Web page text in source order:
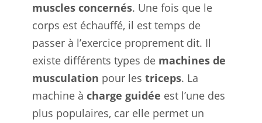
muscles concernés. Une fois que le
corps est échauffé, il est temps de
passer à l’exercice proprement dit. Il
existe différents types de machines de
musculation pour les triceps. La
machine à charge guidée est l’une des
plus populaires, car elle permet un